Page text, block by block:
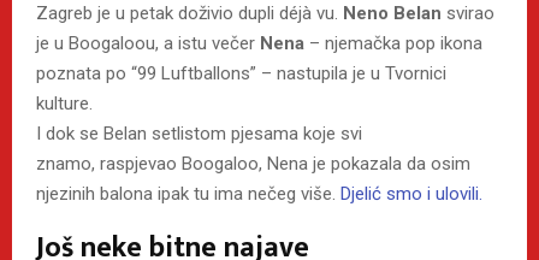
Zagreb je u petak doživio dupli déjà vu. Neno Belan svirao
je u Boogaloou, a istu večer Nena – njemačka pop ikona
poznata po “99 Luftballons” – nastupila je u Tvornici
kulture.
I dok se Belan setlistom pjesama koje svi
znamo, raspjevao Boogaloo, Nena je pokazala da osim
njezinih balona ipak tu ima nečeg više. Djelić smo i ulovili.
Još neke bitne najave